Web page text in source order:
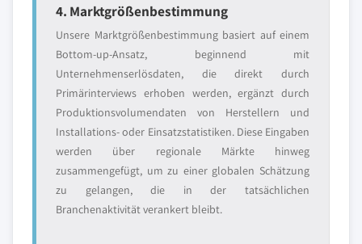
4. Marktgrößenbestimmung
Unsere Marktgrößenbestimmung basiert auf einem
Bottom-up-Ansatz, beginnend mit
Unternehmenserlösdaten, die direkt durch
Primärinterviews erhoben werden, ergänzt durch
Produktionsvolumendaten von Herstellern und
Installations- oder Einsatzstatistiken. Diese Eingaben
werden über regionale Märkte hinweg
zusammengefügt, um zu einer globalen Schätzung
zu gelangen, die in der tatsächlichen
Branchenaktivität verankert bleibt.